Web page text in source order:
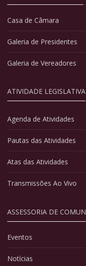
Casa de Câmara
Galeria de Presidentes
Galeria de Vereadores
ATIVIDADE LEGISLATIVA
Agenda de Atividades
Pautas das Atividades
Atas das Atividades
Transmissões Ao Vivo
ASSESSORIA DE
Eventos
Notícias